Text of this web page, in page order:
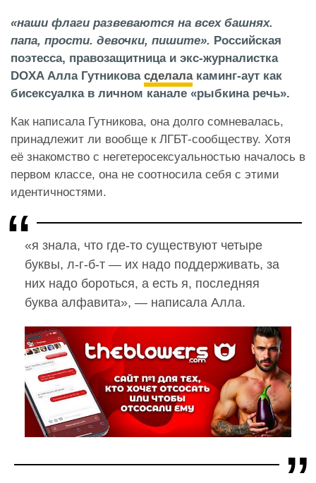
«наши флаги развеваются на всех башнях.
папа, прости. девочки, пишите». Российская
поэтесса, правозащитница и экс-журналистка
DOXA Алла Гутникова сделалакаминг-аут как
бисексуалка в личном канале «рыбкина речь».
Как написала Гутникова, она долго сомневалась,
принадлежит ли вообще к ЛГБТ-сообществу. Хотя
её знакомство с негетеросексуальностью началось в
первом классе, она не соотносила себя с этими
идентичностями.
«я знала, что где-то существуют четыре
буквы, л-г-б-т — их надо поддерживать, за
них надо бороться, а есть я, последняя
буква алфавита», — написала Алла.